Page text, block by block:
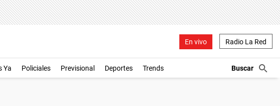
En vivo Radio La Red
Ya Policiales Previsional Deportes Trends